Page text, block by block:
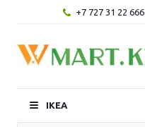
+7 727 31 22 666
IKEA